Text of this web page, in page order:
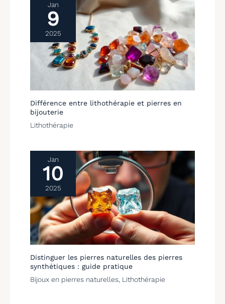
Jan
9
2025
Différence entre lithothérapie et pierres en
bijouterie
Lithothérapie
Jan
10
2025
Distinguer les pierres naturelles des pierres
synthétiques : guide pratique
Bijoux en pierres naturelles Lithothérapie